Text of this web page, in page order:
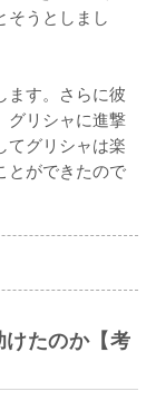
そうとしまし
ます。さらに彼
グリシャに進撃
てグリシャは楽
とができたので
たのか【考